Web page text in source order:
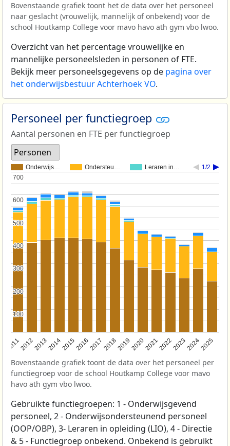
Bovenstaande grafiek toont het de data over het personeel
naar geslacht (vrouwelijk, mannelijk of onbekend) voor de
school Houtkamp College voor mavo havo ath gym vbo lwoo.
Overzicht van het percentage vrouwelijke en
mannelijke personeelsleden in personen of FTE.
Bekijk meer personeelsgegevens op de pagina over
het onderwijsbestuur Achterhoek VO.
Personeel per functiegroep
Aantal personen en FTE per functiegroep
Personen
Onderwijs… Ondersteu… Leraren in… 1/2
201120122013201420152016201720182019202020212022202320242025
100
100
200
200
300
300
400
400
500
500
600
600
700
700
Bovenstaande grafiek toont de data over het personeel per
functiegroep voor de school Houtkamp College voor mavo
havo ath gym vbo lwoo.
Gebruikte functiegroepen: 1 - Onderwijsgevend
personeel, 2 - Onderwijsondersteunend personeel
(OOP/OBP), 3- Leraren in opleiding (LIO), 4 - Directie
& 5 - Functiegroep onbekend. Onbekend is gebruikt